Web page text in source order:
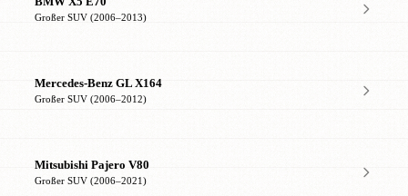
Großer SUV (2006–2013)
Mercedes-Benz GL X164
Großer SUV (2006–2012)
Mitsubishi Pajero V80
Großer SUV (2006–2021)